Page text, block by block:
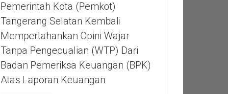
Pemerintah Kota (Pemkot)
Tangerang Selatan Kembali
Mempertahankan Opini Wajar
Tanpa Pengecualian (WTP) Dari
Badan Pemeriksa Keuangan (BPK)
Atas Laporan Keuangan